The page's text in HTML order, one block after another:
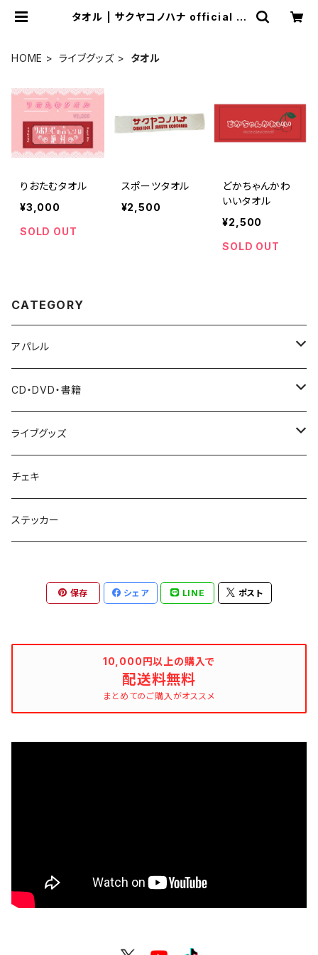
タオル | サクヤコノハナ official シ
HOME ライブグッズ タオル
りおたむタオル
¥3,000
SOLD OUT
スポーツタオル
¥2,500
どかちゃんかわ
いいタオル
¥2,500
SOLD OUT
CATEGORY
アパレル
Tシャツ
パーカー
バッグ
CD・DVD・書籍
CD
DVD・Blu-ray
雑誌・写真集
ライブグッズ
ペンライト
タオル
チェキ
ステッカー
保存 シェア LINE ポスト
10,000円以上の購入で
配送料無料
まとめてのご購入がオススメ